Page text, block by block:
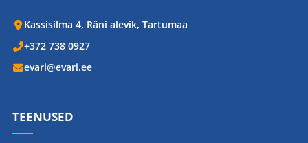
Kassisilma 4, Räni alevik, Tartumaa
+372 738 0927
evari@evari.ee
TEENUSED